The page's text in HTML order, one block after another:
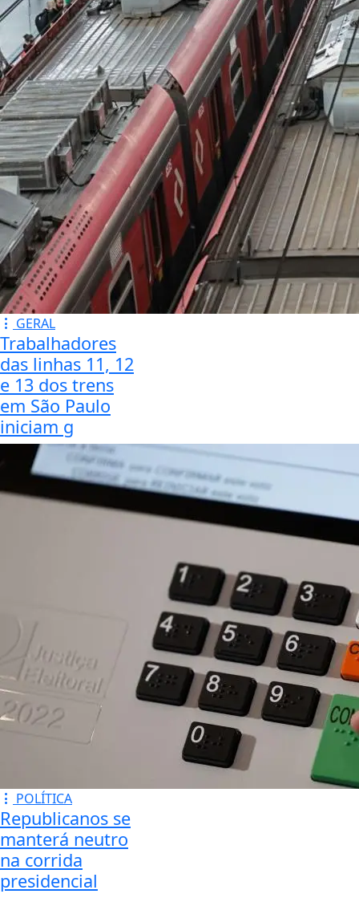
GERAL
Trabalhadores
das linhas 11, 12
e 13 dos trens
em São Paulo
iniciam g
POLÍTICA
Republicanos se
manterá neutro
na corrida
presidencial